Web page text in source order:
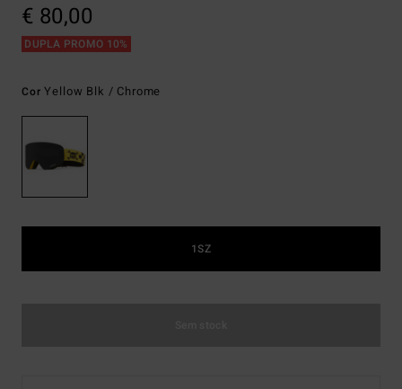
€ 80,00
DUPLA PROMO 10%
CorYellow Blk / Chrome
1SZ